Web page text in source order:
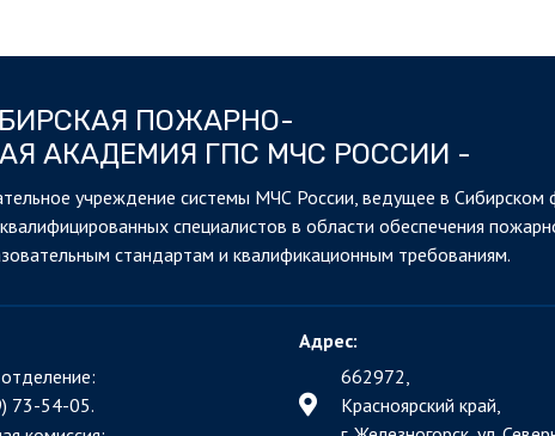
ПОЖАРНО-
АКАДЕМИЯ ГПС МЧС РОССИИ -
учреждение системы МЧС России, ведущее в
специалистов в области обеспечения
стандартам и квалификационным требованиям.
73-54-05.
Адрес:
662972,
Красноярский край,